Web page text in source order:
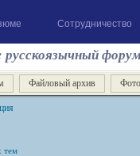
Сотрудничество
русскоязычный
Файловый архив
тем